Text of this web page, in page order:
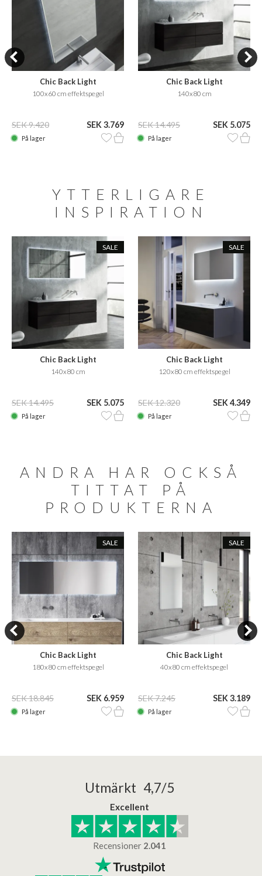
Chic Back Light
100x60 cm effektspegel
SEK 9.420 SEK 3.769
På lager
Chic Back Light
140x80 cm
SEK 14.495 SEK 5.075
På lager
YTTERLIGARE
INSPIRATION
SALE
Chic Back Light
140x80 cm
SEK 14.495 SEK 5.075
På lager
SALE
Chic Back Light
120x80 cm effektspegel
SEK 12.320 SEK 4.349
På lager
ANDRA HAR OCKSÅ
TITTAT PÅ
PRODUKTERNA
SALE
Chic Back Light
180x80 cm effektspegel
SEK 18.845 SEK 6.959
På lager
SALE
Chic Back Light
40x80 cm effektspegel
SEK 7.245 SEK 3.189
På lager
Utmärkt 4,7/5
Excellent
Recensioner 2.041